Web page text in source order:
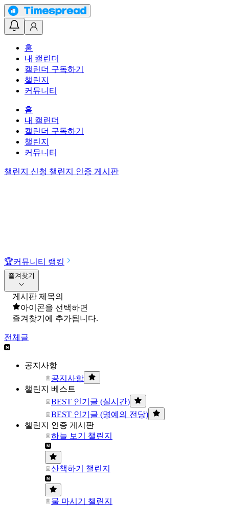
홈
내 캘린더
캘린더 구독하기
챌린지
커뮤니티
홈
내 캘린더
캘린더 구독하기
챌린지
커뮤니티
챌린지 신청 챌린지 인증 게시판
🏆커뮤니티 랭킹
즐겨찾기
게시판 제목의
아이콘을 선택하면
즐겨찾기에 추가됩니다.
전체글
공지사항
공지사항
챌린지 베스트
BEST 인기글 (실시간)
BEST 인기글 (명예의 전당)
챌린지 인증 게시판
하늘 보기 챌린지
산책하기 챌린지
물 마시기 챌린지